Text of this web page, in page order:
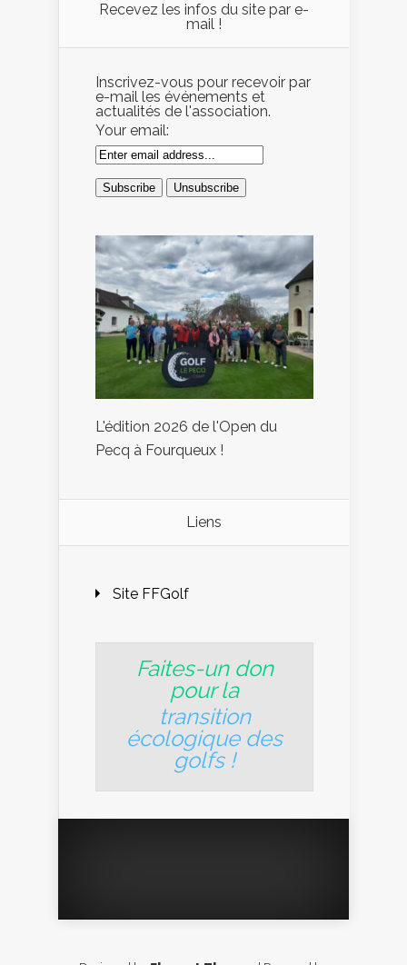
Recevez les infos du site par e-
mail !
Inscrivez-vous pour recevoir par
e-mail les événements et
actualités de l'association.
Your email:
L'édition 2026 de l'Open du
Pecq à Fourqueux !
Liens
Site FFGolf
Faites-un don
pour la
transition
écologique des
golfs!